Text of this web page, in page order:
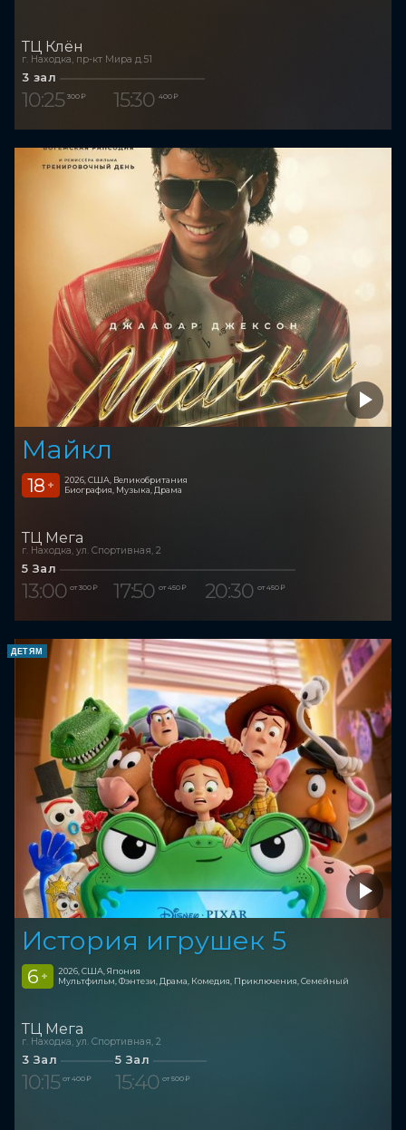
ТЦ Клён
г. Находка, пр-кт Мира д.51
3 зал
10:25 300 ₽ 15:30 400 ₽
Майкл
18 +
2026, США, Великобритания
Биография, Музыка, Драма
ТЦ Мега
г. Находка, ул. Спортивная, 2
5 Зал
13:00 от 300 ₽ 17:50 от 450 ₽ 20:30 от 450 ₽
ДЕТЯМ
История игрушек 5
6 +
2026, США, Япония
Мультфильм, Фэнтези, Драма, Комедия, Приключения, Семейный
ТЦ Мега
г. Находка, ул. Спортивная, 2
3 Зал
10:15 от 400 ₽
5 Зал
15:40 от 500 ₽